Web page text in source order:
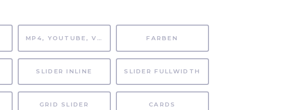
MP4, YOUTUBE, VIMEO FARBEN
SLIDER INLINE SLIDER FULLWIDTH
GRID SLIDER CARDS